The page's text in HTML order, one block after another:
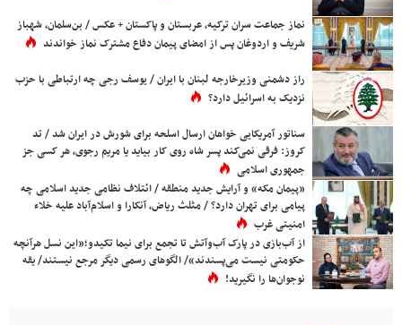
نماز جماعت سران ترکیه، عربستان و پاکستان + عکس / بن‌سلمان، شهباز
شریف و اردوغان پس از امضای پیمان دفاع مشترک نماز خواندند
راز دشمنی وزیرخارجه لبنان با ایران / یوسف رجی چه ارتباطی با حزب
نزدیک به اسرائیل دارد؟
سناتور آمریکایی خواهان ارسال اسلحه برای شورش در ایران شد / تد
کروز: فرقی نمی‌کند پسر شاه روی کار بیاید یا مریم رجوی، هر کسی جز
جمهوری اسلامی
«پیمان مکه» و آرایش جدید منطقه / ائتلاف نظامی جدید اسلامی چه
پیامی برای تهران دارد؟ / مثلث ریاض، آنکارا و اسلام‌آباد علیه خلاء
امنیتی غرب
از آب‌بازی در پارک آب‌وآتش تا تجمع برای نیما تکیدو؛«این نسل هرآنچه
حکومتی نیست می‌پسندند»/ الگوهای رسمی دیگر مرجع نیستند/ یقه
نوجوان‌ها را نگیرید!